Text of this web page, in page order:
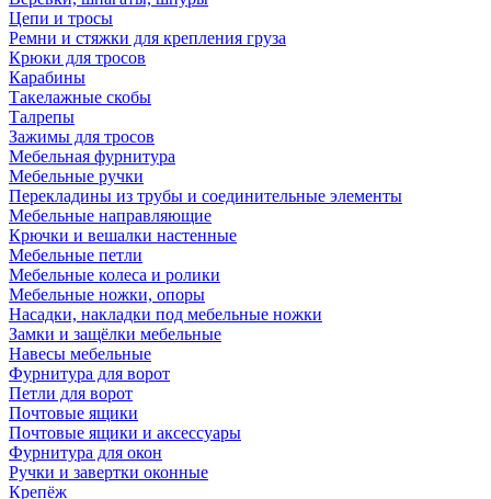
Цепи и тросы
Ремни и стяжки для крепления груза
Крюки для тросов
Карабины
Такелажные скобы
Талрепы
Зажимы для тросов
Мебельная фурнитура
Мебельные ручки
Перекладины из трубы и соединительные элементы
Мебельные направляющие
Крючки и вешалки настенные
Мебельные петли
Мебельные колеса и ролики
Мебельные ножки, опоры
Насадки, накладки под мебельные ножки
Замки и защёлки мебельные
Навесы мебельные
Фурнитура для ворот
Петли для ворот
Почтовые ящики
Почтовые ящики и аксессуары
Фурнитура для окон
Ручки и завертки оконные
Крепёж